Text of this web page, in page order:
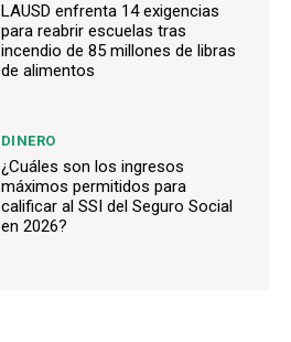
LAUSD enfrenta 14 exigencias
para reabrir escuelas tras
incendio de 85 millones de libras
de alimentos
DINERO
¿Cuáles son los ingresos
máximos permitidos para
calificar al SSI del Seguro Social
en 2026?